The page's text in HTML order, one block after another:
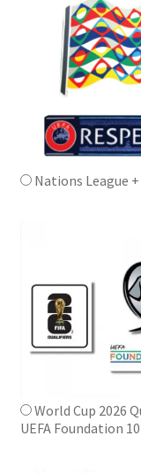
Nations League
World Cup 2026
UEFA Foundation